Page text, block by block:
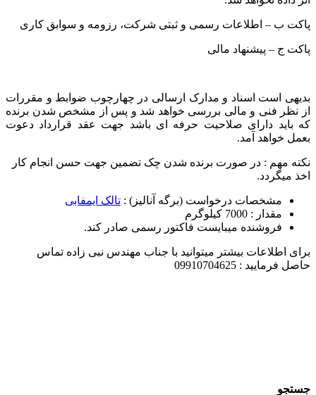
پاکت ب – اطلاعات رسمی و ثبتی شرکت، رزومه و سوابق کاری
پاکت ج – پیشنهاد مالی
بدیهی است اسناد و مدارک ارسالی در چهارچوب ضوابط و مقررات
از نظر فنی و مالی بررسی خواهد شد و پس از مشخص شدن برنده
که باید دارای صلاحیت حرفه ای باشد جهت عقد قرارداد دعوت
بعمل خواهد آمد.
نکته مهم : در صورت برنده شدن چک تضمین جهت حسن انجام کار
اخذ میگردد.
مشخصات درخواست (برگه آنالیز) : تالک ایمفابی
مقدار : 7000 کیلوگرم
فروشنده میبایست فاکتور رسمی صادر کند.
برای اطلاعات بیشتر میتوانید با جناب مهندس نبی زاده تماس
حاصل فرمایید : 09910704625
جستجو